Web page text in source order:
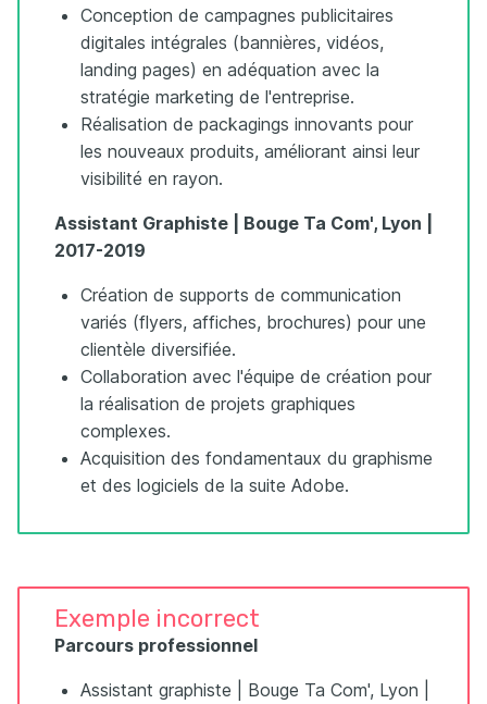
Conception de campagnes publicitaires
digitales intégrales (bannières, vidéos,
landing pages) en adéquation avec la
stratégie marketing de l'entreprise.
Réalisation de packagings innovants pour
les nouveaux produits, améliorant ainsi leur
visibilité en rayon.
Assistant Graphiste | Bouge Ta Com', Lyon |
2017-2019
Création de supports de communication
variés (flyers, affiches, brochures) pour une
clientèle diversifiée.
Collaboration avec l'équipe de création pour
la réalisation de projets graphiques
complexes.
Acquisition des fondamentaux du graphisme
et des logiciels de la suite Adobe.
Exemple incorrect
Parcours professionnel
Assistant graphiste | Bouge Ta Com', Lyon |